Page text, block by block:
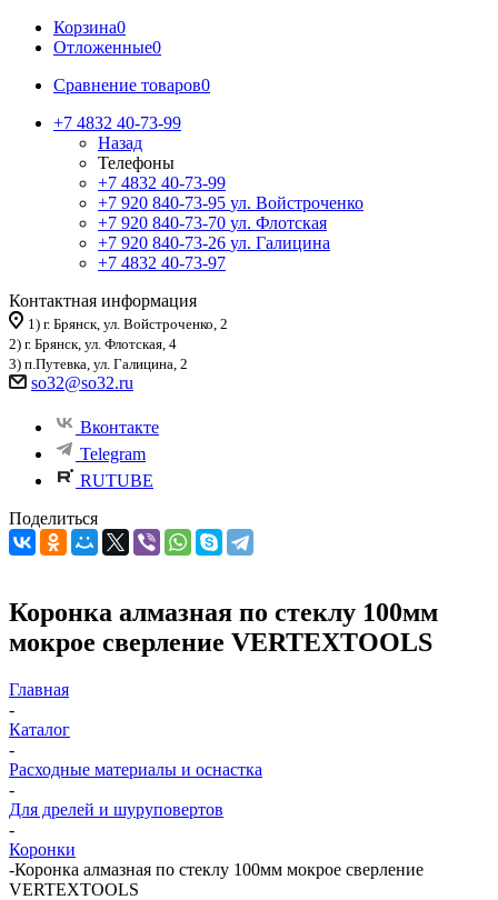
Корзина0
Отложенные0
Сравнение товаров0
+7 4832 40-73-99
Назад
Телефоны
+7 4832 40-73-99
+7 920 840-73-95 ул. Войстроченко
+7 920 840-73-70 ул. Флотская
+7 920 840-73-26 ул. Галицина
+7 4832 40-73-97
Контактная информация
1) г. Брянск, ул. Войстроченко, 2
2) г. Брянск, ул. Флотская, 4
3) п.Путевка, ул. Галицина, 2
so32@so32.ru
Вконтакте
Telegram
RUTUBE
Поделиться
Коронка алмазная по стеклу 100мм
мокрое сверление VERTEXTOOLS
Главная
-
Каталог
-
Расходные материалы и оснастка
-
Для дрелей и шуруповертов
-
Коронки
-Коронка алмазная по стеклу 100мм мокрое сверление
VERTEXTOOLS